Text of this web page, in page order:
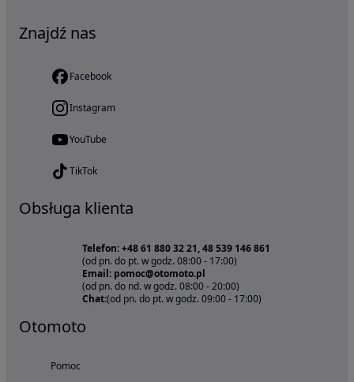
Znajdź nas
Facebook
Instagram
YouTube
TikTok
Obsługa klienta
Telefon: +48 61 880 32 21, 48 539 146 861
(od pn. do pt. w godz. 08:00 - 17:00)
Email: pomoc@otomoto.pl
(od pn. do nd. w godz. 08:00 - 20:00)
Chat:(od pn. do pt. w godz. 09:00 - 17:00)
Otomoto
Pomoc